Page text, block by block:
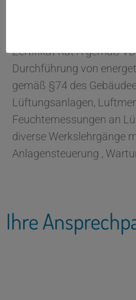
ChemKlimaschutzV.
Zertifikate im Bereich
Zertifikat Kat A gemäß
Durchführung von
gemäß §74 des
Lüftungsanlagen,
Feuchtemessungen an
diverse Werkslehrgänge
Anlagensteuerung ,
Ihre